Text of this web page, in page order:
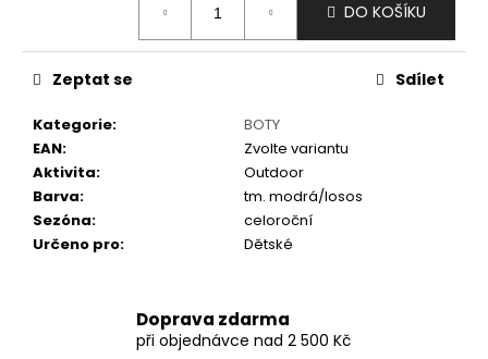
DO KOŠÍKU
Kategorie:
BOTY
EAN:
Zvolte variantu
Aktivita:
Outdoor
Barva:
tm. modrá/losos
Sezóna:
celoroční
Určeno pro: Dětské
Zeptat se Sdílet
Doprava zdarma
při objednávce nad 2 500 Kč